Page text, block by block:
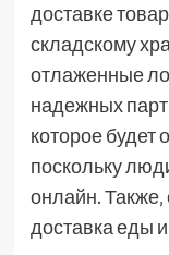
доставке
складскому
отлаженные
надежных
которое будет
поскольку
онлайн.
доставка еды